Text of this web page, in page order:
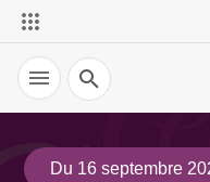
Recherche
Du 16 septembre